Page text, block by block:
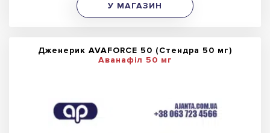
У МАГАЗИН
Дженерик AVAFORCE 50 (Стендра 50 мг)
Аванафіл 50 мг